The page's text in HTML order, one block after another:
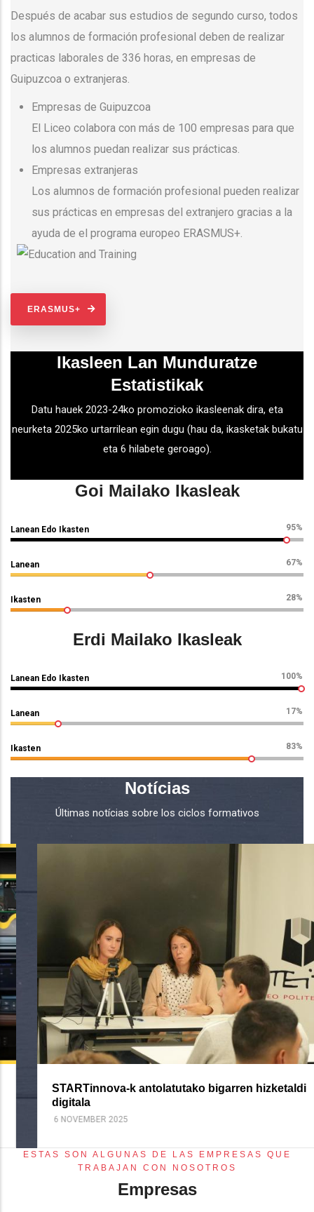
Después de acabar sus estudios de segundo curso, todos
los alumnos de formación profesional deben de realizar
practicas laborales de 336 horas, en empresas de
Guipuzcoa o extranjeras.
Empresas de Guipuzcoa
El Liceo colabora con más de 100 empresas para que
los alumnos puedan realizar sus prácticas.
Empresas extranjeras
Los alumnos de formación profesional pueden realizar
sus prácticas en empresas del extranjero gracias a la
ayuda de el programa europeo ERASMUS+.
ERASMUS+
Ikasleen Lan Munduratze
Estatistikak
Datu hauek 2023-24ko promozioko ikasleenak dira, eta
neurketa 2025ko urtarrilean egin dugu (hau da, ikasketak bukatu
eta 6 hilabete geroago).
Goi Mailako Ikasleak
Lanean Edo Ikasten 95%
Lanean 67%
Ikasten 28%
Erdi Mailako Ikasleak
Lanean Edo Ikasten 100%
Lanean 17%
Ikasten 83%
Notícias
Últimas notícias sobre los ciclos formativos
STARTinnova-k antolatutako bigarren hizketaldi
digitala
6 NOVEMBER 2025
ESTAS SON ALGUNAS DE LAS EMPRESAS QUE
TRABAJAN CON NOSOTROS
Empresas